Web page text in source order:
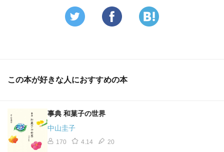
この本が好きな人におすすめの本
事典 和菓子の世界
中山圭子
170 4.14 20